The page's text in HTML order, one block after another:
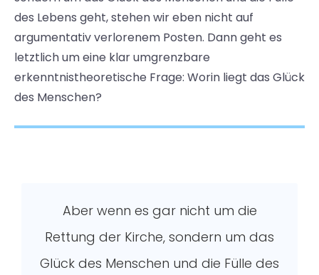
des Lebens geht, stehen wir eben nicht auf
argumentativ verlorenem Posten. Dann geht es
letztlich um eine klar umgrenzbare
erkenntnistheoretische Frage: Worin liegt das Glück
des Menschen?
Aber wenn es gar nicht um die
Rettung der Kirche, sondern um das
Glück des Menschen und die Fülle des